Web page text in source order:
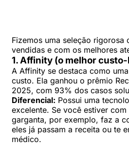
Fizemos uma seleção rigorosa
vendidas e com os melhores
1. Affinity (o melhor
A Affinity se destaca como
custo. Ela ganhou o prêmio
2025, com 93% dos casos
Diferencial: Possui uma
excelente. Se você estiver
garganta, por exemplo, faz a
eles já passam a receita ou te
médico.